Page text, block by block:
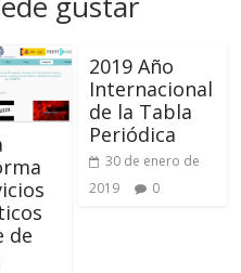
de
2019 Año
Internacional
de la Tabla
Periódica
30 de enero de
2019
0